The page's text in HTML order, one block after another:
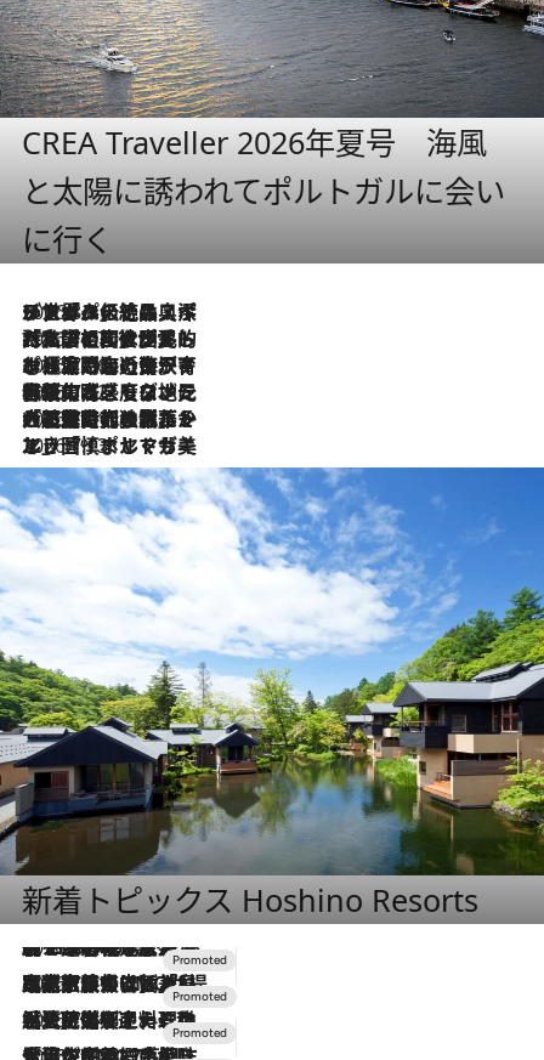
CREA Traveller 2026年夏号 海風
と太陽に誘われてポルトガルに会い
に行く
2026.8.8
リスボンの絶品スイーツ「パステル・デ・ナタ」とは？ポルトガル伝統の奥深い世界へ
2026.7.27
「私の祖国はポルトガル語です」国民的詩人フェルナンド・ペソアと、彼が愛した文学の街を歩く
2026.7.26
ポルトガル近海が育む極上の海の幸。キリリと冷えた白ワインと愉しむ、シーフード専門店の贅沢
2026.7.22
伝統の味をモダンに昇華。高感度な地元客が集う、リスボンの最旬ガストロノミー
2026.7.21
大航海時代の栄華から、震災、独裁、そして革命へ。ポルトガル・首都リスボンの石畳に刻まれた「歴史の光と影」
2026.7.13
エッセイ・ヤマザキマリ「慎ましくも美しき国 ポルトガル」
新着トピックス Hoshino Resorts
2026.8.7
【トンボの足水浴】ヒノキの香りに包まれて涼感マックス！約13℃の湧水かけ流しを避暑地「星野温泉 トンボの湯」で体験
2026.7.31
【ホテル帰省】という選択肢をOMOが提案。家族とほどよい距離を保つには「昼は実家、夜は気兼ねなくホテルで！」
2026.7.24
【夏限定ディナーコース】旬を迎える稚鮎や花ズッキーニなどをイタリア・トスカーナの郷土料理の手法で満喫！